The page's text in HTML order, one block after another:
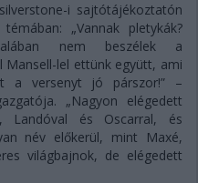
i sajtótájékoztatón
„Vannak pletykák?
nem beszélek a
lel ettünk együtt, ami
a versenyt jó párszor!” –
„Nagyon elégedett
Landóval és Oscarral, és
név előkerül, mint Maxé,
világbajnok, de elégedett